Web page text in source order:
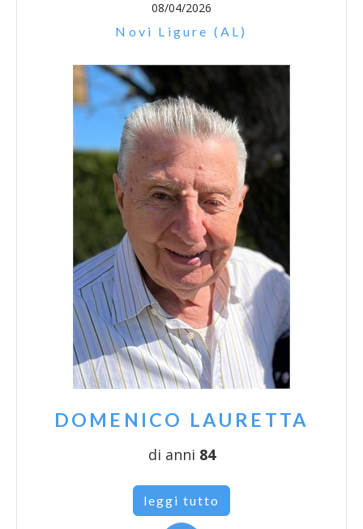
08/04/2026
Novi Ligure (AL)
DOMENICO LAURETTA
di anni 84
leggi tutto